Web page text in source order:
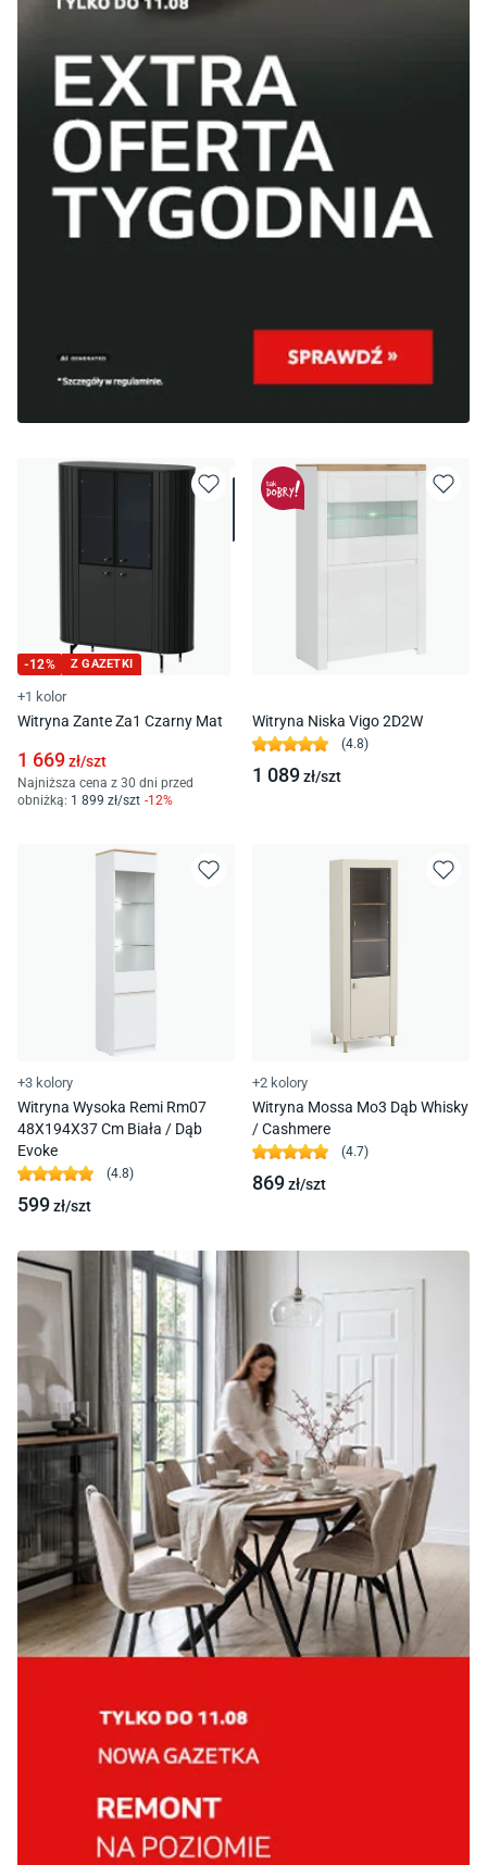
-12% Z GAZETKI
+1 kolor
Witryna Zante Za1 Czarny Mat
1 669zł/szt
Najniższa cena z 30 dni przed
obniżką: 1 899 zł/szt -12%
Witryna Niska Vigo 2D2W
(4.8)
1 089zł/szt
+3 kolory
Witryna Wysoka Remi Rm07
48X194X37 Cm Biała / Dąb
Evoke
(4.8)
599zł/szt
+2 kolory
Witryna Mossa Mo3 Dąb Whisky
/ Cashmere
(4.7)
869zł/szt